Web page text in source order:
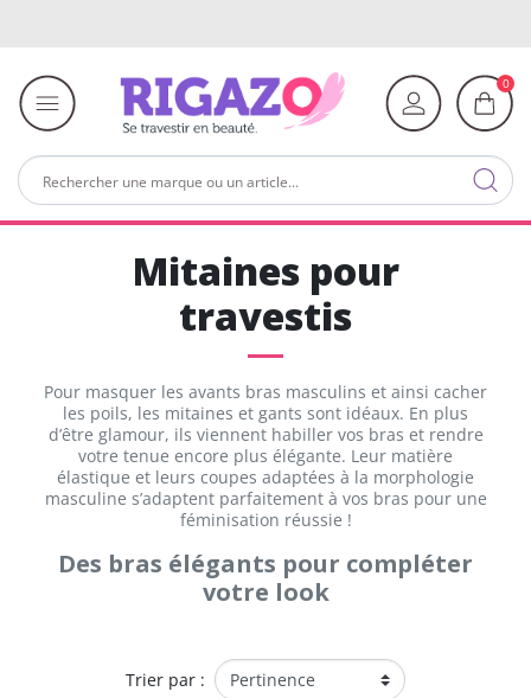
0
Mitaines pour
travestis
Pour masquer les avants bras masculins et ainsi cacher
les poils, les mitaines et gants sont idéaux. En plus
d’être glamour, ils viennent habiller vos bras et rendre
votre tenue encore plus élégante. Leur matière
élastique et leurs coupes adaptées à la morphologie
masculine s’adaptent parfaitement à vos bras pour une
féminisation réussie !
Des bras élégants pour compléter
votre look
Trier par :